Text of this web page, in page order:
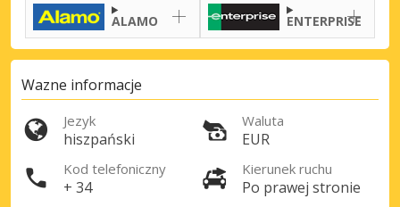
ALAMO ENTERPRISE
Wazne informacje
Jezyk
hiszpański
Waluta
EUR
Kod telefoniczny
+ 34
Kierunek ruchu
Po prawej stronie